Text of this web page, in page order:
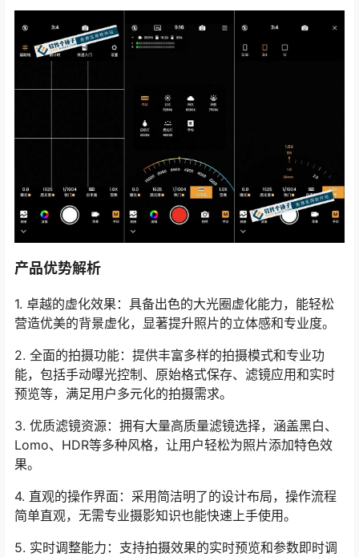
产品优势解析
1. 卓越的虚化效果：具备出色的大光圈虚化能力，能轻松
营造优美的背景虚化，显著提升照片的立体感和专业度。
2. 全面的拍摄功能：提供丰富多样的拍摄模式和专业功
能，包括手动曝光控制、原始格式保存、滤镜应用和实时
预览等，满足用户多元化的拍摄需求。
3. 优质滤镜资源：拥有大量高质量滤镜选择，涵盖黑白、
Lomo、HDR等多种风格，让用户轻松为照片添加特色效
果。
4. 直观的操作界面：采用简洁明了的设计布局，操作流程
简单直观，无需专业摄影知识也能快速上手使用。
5. 实时调整能力：支持拍摄效果的实时预览和参数即时调